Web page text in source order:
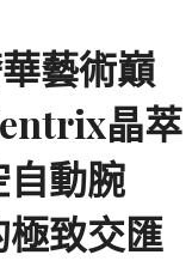
藝術巔
晶萃
動腕
致交匯